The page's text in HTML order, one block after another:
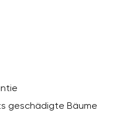
geschädigte Bäume